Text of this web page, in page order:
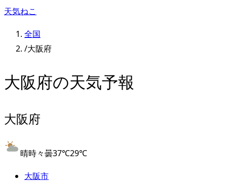
天気ねこ
全国
/大阪府
大阪府の天気予報
大阪府
晴時々曇37℃29℃
大阪市